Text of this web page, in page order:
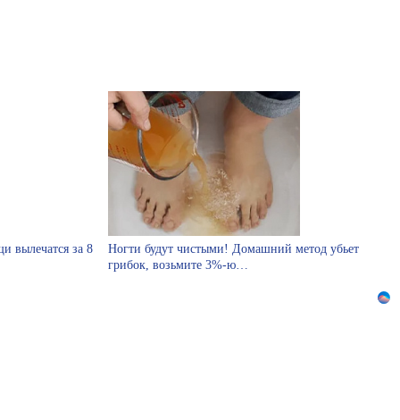
вылечатся за 8
Ногти будут чистыми! Домашний метод убьет
грибок, возьмите 3%-ю…